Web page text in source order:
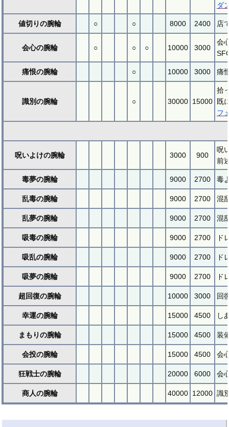
ダ
値切りの腕輪 ○ ○ 8000 2400 店
会心の腕輪 ○ ○ ○ 10000 3000
会
痛恨の腕輪 ○ 10000 3000 痛
識別の腕輪 ○ 30000 15000
拾
既
フ
呪いよけの腕輪 3000 900
呪
前
毒夢の腕輪 9000 2700 毒
乱毒の腕輪 9000 2700 混
乱夢の腕輪 9000 2700 混
吸毒の腕輪 9000 2700 ド
吸乱の腕輪 9000 2700 ド
吸夢の腕輪 9000 2700 ド
超回復の腕輪 10000 3000 回
幸運の腕輪 15000 4500 し
まもりの腕輪 15000 4500 装
会投の腕輪 15000 4500 会
狂戦士の腕輪 20000 6000 会
商人の腕輪 40000 12000 識